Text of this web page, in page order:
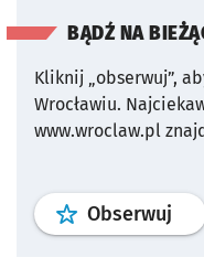
BĄDŹ NA
Kliknij „obserwuj”,
Wrocławiu.
www.wroclaw.pl
Obserwuj